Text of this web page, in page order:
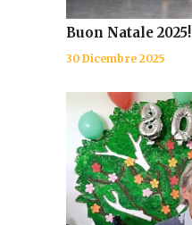
Buon Natale 2025!
30 Dicembre 2025